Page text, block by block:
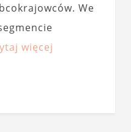
We
więcej